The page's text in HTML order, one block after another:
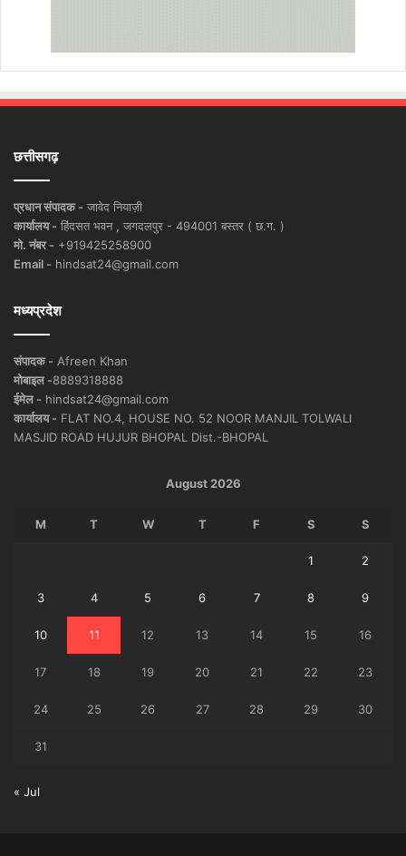
छत्तीसगढ़
प्रधान संपादक - जावेद नियाज़ी
कार्यालय - हिंदसत भवन , जगदलपुर - 494001 बस्तर ( छ.ग. )
मो. नंबर - +919425258900
Email - hindsat24@gmail.com
मध्यप्रदेश
संपादक - Afreen Khan
मोबाइल -8889318888
ईमेल - hindsat24@gmail.com
कार्यालय - FLAT NO.4, HOUSE NO. 52 NOOR MANJIL TOLWALI
MASJID ROAD HUJUR BHOPAL Dist.-BHOPAL
August 2026
M T W T F S S
1 2
3 4 5 6 7 8 9
10 11 12 13 14 15 16
17 18 19 20 21 22 23
24 25 26 27 28 29 30
31
« Jul